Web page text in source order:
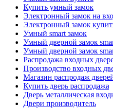
Купить умный замок
Электронный замок на
Электронный замок
Умный smart замок
Умный дверной замок
Умный дверной замок
Распродажа входных
Производство входных
Магазин распродаж
Купить дверь распродажа
Дверь металлическая
Двери производитель